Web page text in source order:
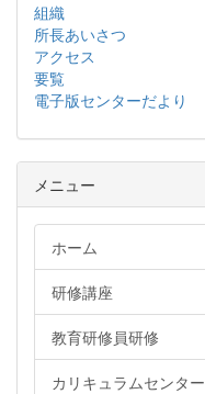
組織
所長あいさつ
アクセス
要覧
電子版センターだより
メニュー
ホーム
研修講座
教育研修員研修
カリキュラムセンター